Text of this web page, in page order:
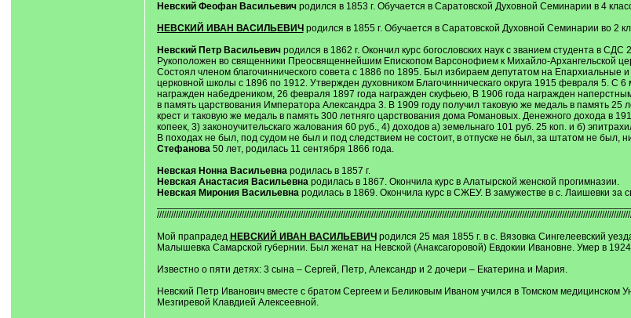
Невский Феофан Васильевичродился в 1853 г. Обучается в Саратовской Духовной Семинарии в 4
НЕВСКИЙ ИВАН ВАСИЛЬЕВИЧ родился в 1855 г. Обучается в Саратовской Духовной Семинарии во 2
Невский Петр Васильевичродился в 1862 г. Окончил курс богословских наук с званием студента в
Рукоположен во священники Преосвященнейшим Епископом Варсонофием к Михайло-Архангельской
Состоял членом благочиннического совета с 1886 по 1895. Был избираем депутатом на
церковной школы с 1896 по 1912. Утвержден духовником Благочинническаго округа 1915 февраля 5. С
награжден набедреником, 26 февраля 1897 года награжден скуфьею, В 1906 года награжден
в память царствования Императора Александра 3. В 1909 году получил таковую же медаль в память
крест и таковую же медаль в память 300 летняго царствования дома Романовых. Денежного дохода в
копеек, 3) законоучительскаго жалования 60 руб., 4) доходов а) земельнаго 101 руб. 25 коп. и б)
В походах не был, под судом не был и под следствием не состоит, в отпуске не был, за штатом не был,
Стефанова 50 лет, родилась 11 сентября 1866 года.
Невская Нонна Васильевнародилась в 1857 г.
Невская Анастасия Васильевнародилась в 1867. Окончила курс в Алатырской женской прогимназии.
Невская Мирония Васильевнародилась в 1869. Окончила курс в СЖЕУ. В замужестве в с. Лаишевки за
Мой прапрадед НЕВСКИЙ ИВАН ВАСИЛЬЕВИЧ родился 25 мая 1855 г. в с. Вязовка Сингелеевский
Малышевка Самарской губернии. Был женат на Невской (Анаксагоровой) Евдокии Ивановне. Умер в 1924
Известно о пяти детях: 3 сына – Сергей, Петр, Александр и 2 дочери – Екатерина и Мария.
Невский Петр Иванович вместе с братом Сергеем и Беликовым Иваном учился в Томском медицинском
Мезгиревой Клавдией Алексеевной.